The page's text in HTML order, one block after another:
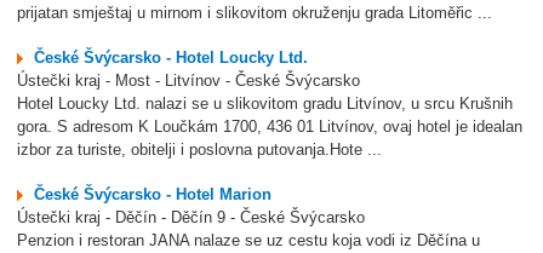
prijatan smještaj u mirnom i slikovitom okruženju grada Litoměřic ...
České Švýcarsko - Hotel Loucky Ltd.
Ústečki kraj - Most - Litvínov - České Švýcarsko
Hotel Loucky Ltd. nalazi se u slikovitom gradu Litvínov, u srcu Krušnih
gora. S adresom K Loučkám 1700, 436 01 Litvínov, ovaj hotel je idealan
izbor za turiste, obitelji i poslovna putovanja.Hote ...
České Švýcarsko - Hotel Marion
Ústečki kraj - Děčín - Děčín 9 - České Švýcarsko
Penzion i restoran JANA nalaze se uz cestu koja vodi iz Děčína u